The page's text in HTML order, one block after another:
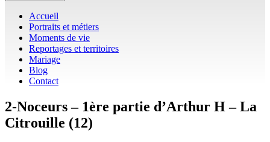
Accueil
Portraits et métiers
Moments de vie
Reportages et territoires
Mariage
Blog
Contact
2-Noceurs – 1ère partie d’Arthur H – La
Citrouille (12)